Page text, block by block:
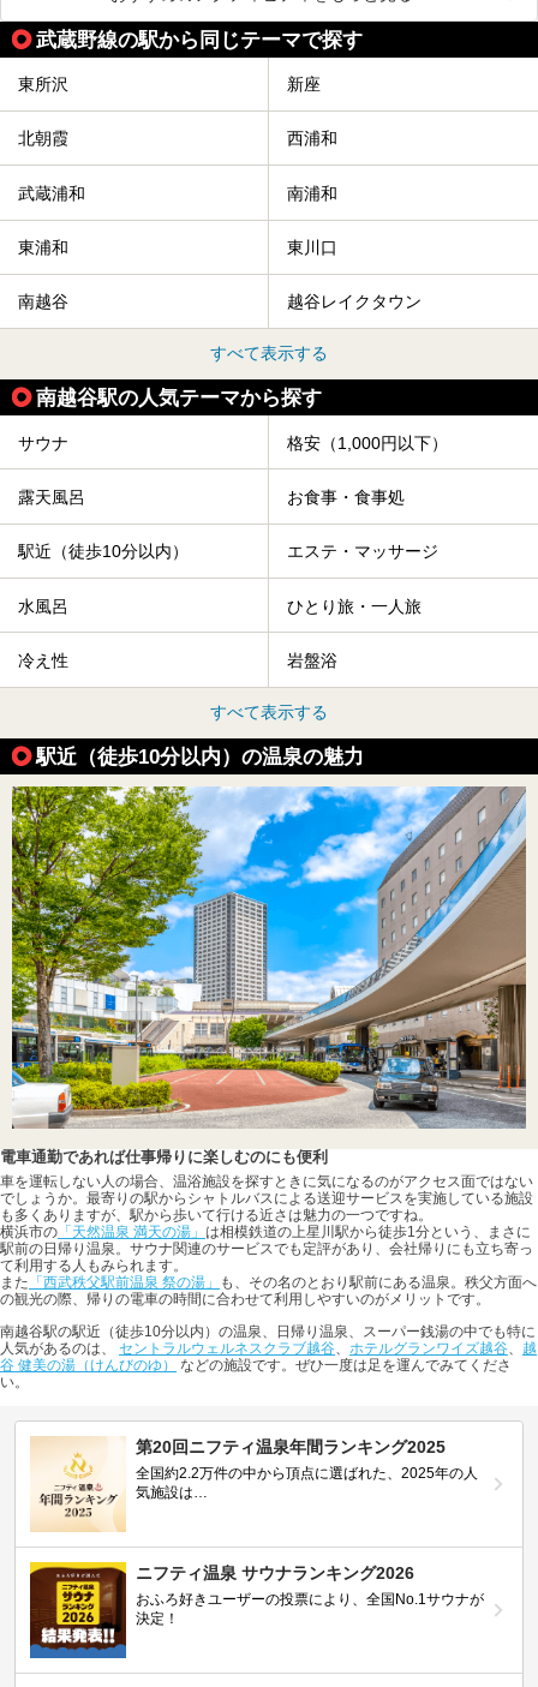
武蔵野線の駅から同じテーマで探す
東所沢 新座
北朝霞 西浦和
武蔵浦和 南浦和
東浦和 東川口
南越谷 越谷レイクタウン
すべて表示する
南越谷駅の人気テーマから探す
サウナ 格安（1,000円以下）
露天風呂 お食事・食事処
駅近（徒歩10分以内） エステ・マッサージ
水風呂 ひとり旅・一人旅
冷え性 岩盤浴
すべて表示する
駅近（徒歩10分以内）の温泉の魅力
電車通勤であれば仕事帰りに楽しむのにも便利
車を運転しない人の場合、温浴施設を探すときに気になるのがアクセス面ではない
でしょうか。最寄りの駅からシャトルバスによる送迎サービスを実施している施設
も多くありますが、駅から歩いて行ける近さは魅力の一つですね。
横浜市の 「天然温泉 満天の湯」 は相模鉄道の上星川駅から徒歩1分という、まさに
駅前の日帰り温泉。サウナ関連のサービスでも定評があり、会社帰りにも立ち寄っ
て利用する人もみられます。
また 「西武秩父駅前温泉 祭の湯」
も、その名のとおり駅前にある温泉。秩父方面へ
の観光の際、帰りの電車の時間に合わせて利用しやすいのがメリットです。
南越谷駅の駅近（徒歩10分以内）の温泉、日帰り温泉、スーパー銭湯の中でも特に
人気があるのは、 セントラルウェルネスクラブ越谷、 ホテルグランワイズ越谷、 越
谷 健美の湯（けんびのゆ）
などの施設です。ぜひ一度は足を運んでみてくださ
い。
第20回ニフティ温泉年間ランキング2025
全国約2.2万件の中から頂点に選ばれた、2025年の人
気施設は…
ニフティ温泉 サウナランキング2026
おふろ好きユーザーの投票により、全国No.1サウナが
決定！